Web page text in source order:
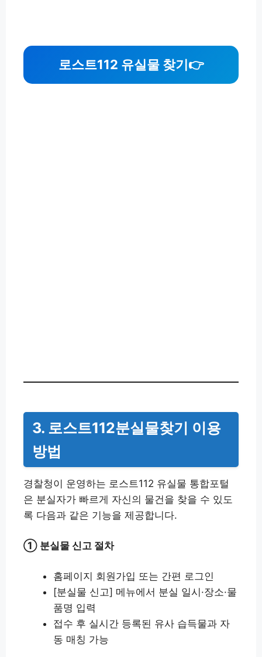
로스트112 유실물 찾기👉
3. 로스트112분실물찾기 이용
방법
경찰청이 운영하는 로스트112 유실물 통합포털
은 분실자가 빠르게 자신의 물건을 찾을 수 있도
록 다음과 같은 기능을 제공합니다.
① 분실물 신고 절차
홈페이지 회원가입 또는 간편 로그인
[분실물 신고] 메뉴에서 분실 일시·장소·물
품명 입력
접수 후 실시간 등록된 유사 습득물과 자
동 매칭 가능